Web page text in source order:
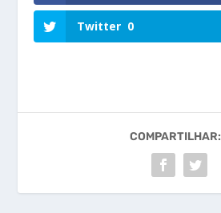
Twitter 0
COMPARTILHAR: